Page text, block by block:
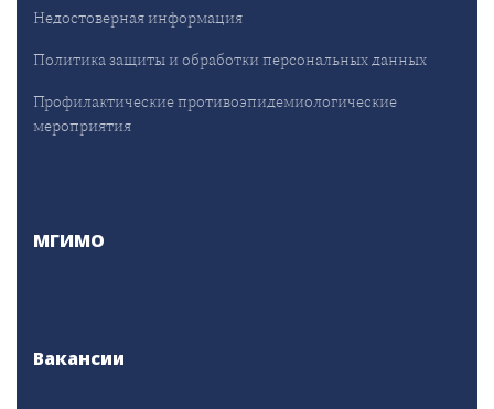
Недостоверная информация
Политика защиты и обработки персональных данных
Профилактические противоэпидемиологические
мероприятия
МГИМО
Вакансии